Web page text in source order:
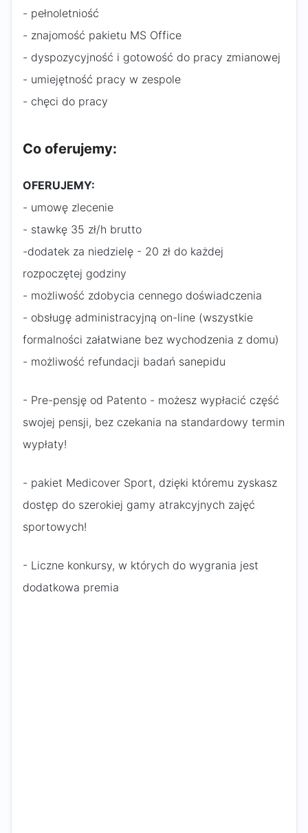
- pełnoletniość
- znajomość pakietu MS Office
- dyspozycyjność i gotowość do pracy zmianowej
- umiejętność pracy w zespole
- chęci do pracy
Co oferujemy:
OFERUJEMY:
- umowę zlecenie
- stawkę 35 zł/h brutto
-dodatek za niedzielę - 20 zł do każdej
rozpoczętej godziny
- możliwość zdobycia cennego doświadczenia
- obsługę administracyjną on-line (wszystkie
formalności załatwiane bez wychodzenia z domu)
- możliwość refundacji badań sanepidu
- Pre-pensję od Patento - możesz wypłacić część
swojej pensji, bez czekania na standardowy termin
wypłaty!
- pakiet Medicover Sport, dzięki któremu zyskasz
dostęp do szerokiej gamy atrakcyjnych zajęć
sportowych!
- Liczne konkursy, w których do wygrania jest
dodatkowa premia